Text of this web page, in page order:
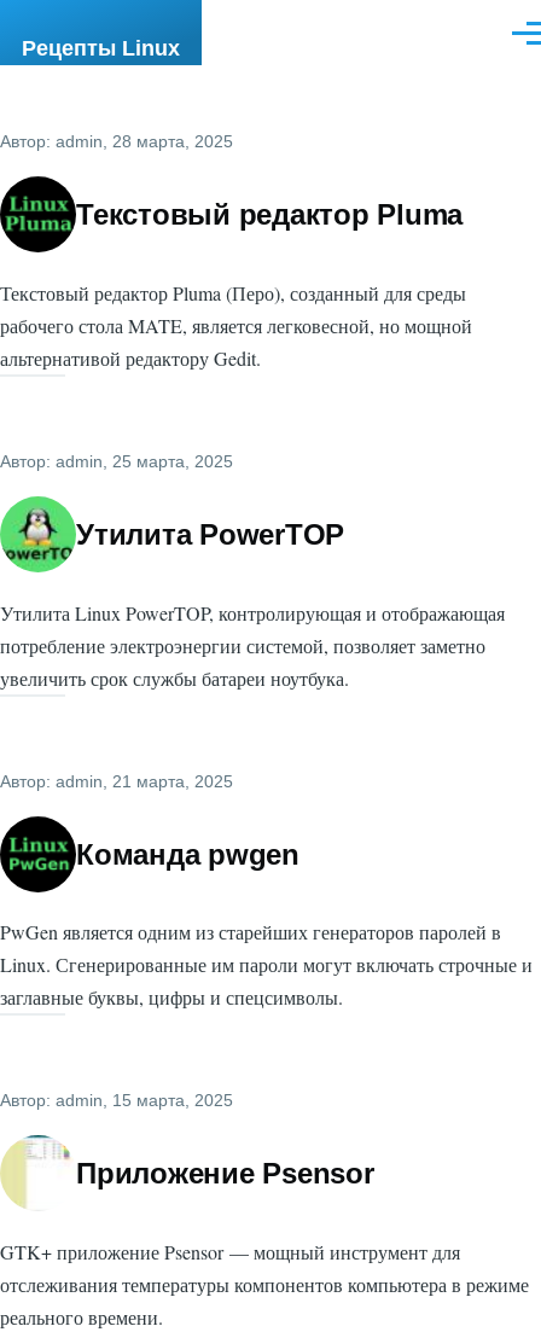
Рецепты Linux
Автор: admin , 28 марта, 2025
Текстовый редактор Pluma
Текстовый редактор Pluma (Перо), созданный для среды
рабочего стола MATE, является легковесной, но мощной
альтернативой редактору Gedit.
Автор: admin , 25 марта, 2025
Утилита PowerTOP
Утилита Linux PowerTOP, контролирующая и отображающая
потребление электроэнергии системой, позволяет заметно
увеличить срок службы батареи ноутбука.
Автор: admin , 21 марта, 2025
Команда pwgen
PwGen является одним из старейших генераторов паролей в
Linux. Сгенерированные им пароли могут включать строчные и
заглавные буквы, цифры и спецсимволы.
Автор: admin, 15 марта, 2025
Приложение Psensor
GTK+ приложение Psensor — мощный инструмент для
отслеживания температуры компонентов компьютера в режиме
реального времени.